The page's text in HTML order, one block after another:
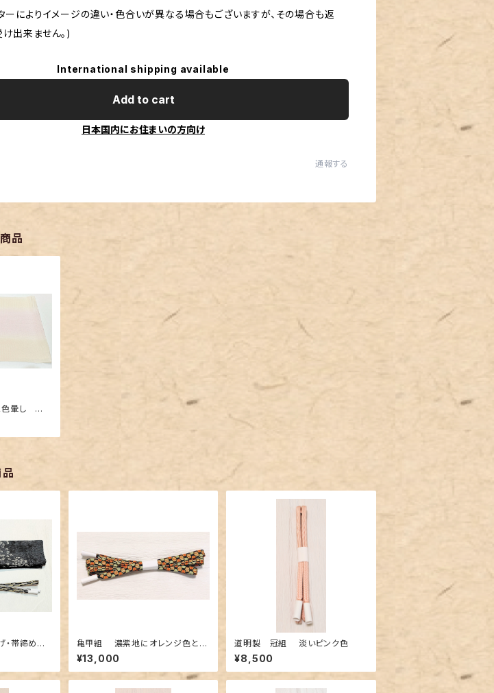
ーによりイメージの違い・色合いが異なる場合もございますが、その場合も返
出来ません。)
International shipping available
Add to cart
日本国内にお住まいの方向け
通報する
品
暈し 帯
帯締めセ
亀甲組 濃紫地にオレンジ色とミ
ントグリーン色
¥13,000
道明製 冠組 淡いピンク色
¥8,500